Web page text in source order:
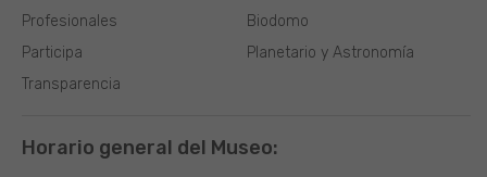
Biodomo
Planetario y Astronomía
Profesionales
Participa
Transparencia
Horario general del Museo: